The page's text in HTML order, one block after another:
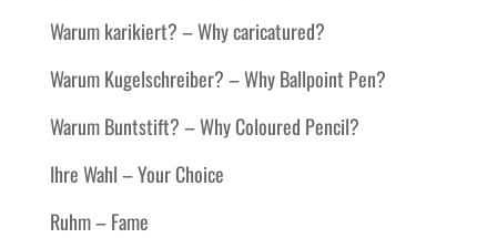
Warum karikiert? – Why caricatured?
Warum Kugelschreiber? – Why Ballpoint Pen?
Warum Buntstift? – Why Coloured Pencil?
Ihre Wahl – Your Choice
Ruhm – Fame